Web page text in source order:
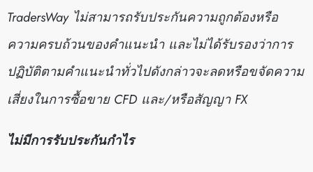
TradersWay ไม่สามารถรับประกันความถูกต้องหรือ
ความครบถ้วนของคำแนะนำ และไม่ได้รับรองว่าการ
ปฏิบัติตามคำแนะนำทั่วไปดังกล่าวจะลดหรือขจัดความ
เสี่ยงในการซื้อขาย CFD และ/หรือสัญญา FX
ไม่มีการรับประกันกำไร